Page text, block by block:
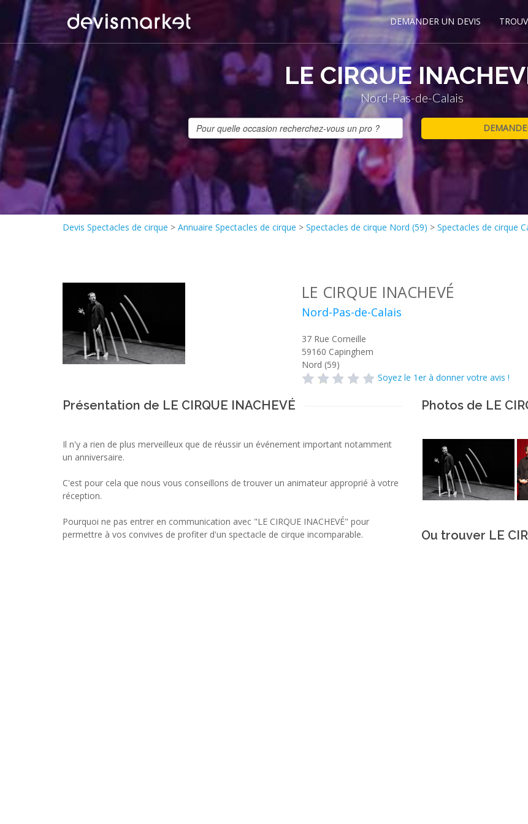
DEMANDER UN DEVIS
LE CIRQUE
Nord-Pas-de-Calais
Devis Spectacles de cirque > Annuaire Spectacles de cirque > Spectacles de cirque Nord (59) > Spectacles de cirque
LE CIRQUE INACHEVÉ
Nord-Pas-de-Calais
37 Rue Corneille
59160 Capinghem
Nord (59)
Soyez le 1er à donner votre avis !
Présentation de LE CIRQUE INACHEVÉ
Il n'y a rien de plus merveilleux que de réussir un événement important notamment
un anniversaire.
C'est pour cela que nous vous conseillons de trouver un animateur approprié à votre
réception.
Pourquoi ne pas entrer en communication avec "LE CIRQUE INACHEVÉ" pour
permettre à vos convives de profiter d'un spectacle de cirque incomparable.
Photos de LE
Ou trouver LE